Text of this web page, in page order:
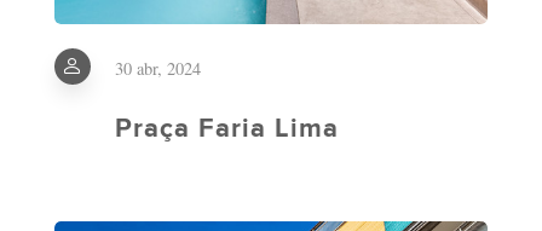
30 abr, 2024
Praça Faria Lima